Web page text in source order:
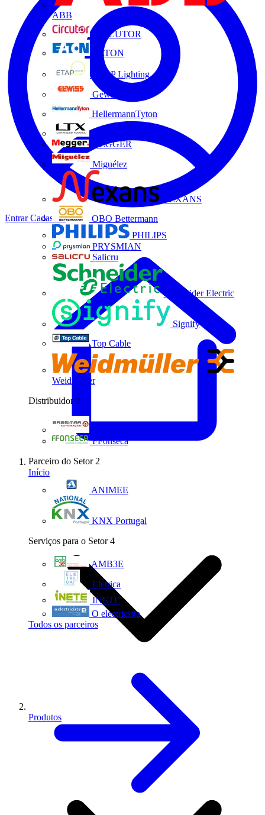
ABB
CIRCUTOR
EATON
ETAP Lighting
Gewiss
HellermannTyton
MEGGER
Miguélez
NEXANS
OBO Bettermann
PHILIPS
PRYSMIAN
Salicru
Schneider Electric
Signify
Top Cable
Weidmüller
Distribuidor 2
FFonseca
Parceiro do Setor 2
ANIMEE
KNX Portugal
Serviços para o Setor 4
AMB3E
Eletrica
INETE
O electricista
Todos os parceiros
EntrarCadastrar
Início
Produtos